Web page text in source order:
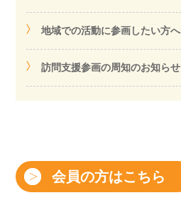
地域での活動に参画したい方へ
訪問支援参画の周知のお知らせ
会員の方はこちら